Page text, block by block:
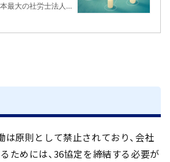
最大の社労士法人
』が運営するオウ
は原則として禁止されており、会社
ためには、36協定を締結する必要が